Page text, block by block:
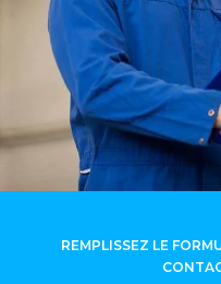
REMPLISSEZ LE